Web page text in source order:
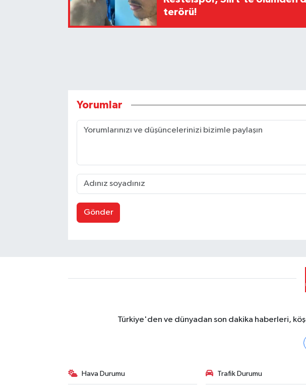
terörü!
Yorumlar
Gönder
Türkiye'den ve dünyadan son dakika haberleri,
Hava Durumu Trafik Durumu